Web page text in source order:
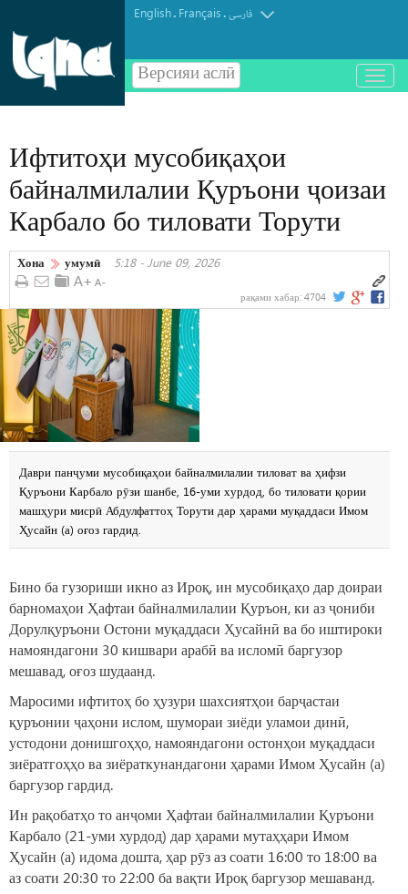
English. Français.فارسی
Версияи аслӣ
باز
و
Ифтитоҳи мусобиқаҳои
байналмилалии Қуръони ҷоизаи
Карбало бо тиловати Торути
Хона умумӣ 5:18 - June 09, 2026
рақами хабар: 4704
Даври панҷуми мусобиқаҳои байналмилалии тиловат ва ҳифзи
Қуръони Карбало рӯзи шанбе, 16-уми хурдод, бо тиловати қории
машҳури мисрӣ Абдулфаттоҳ Торути дар ҳарами муқаддаси Имом
Ҳусайн (а) оғоз гардид.
Бино ба гузориши икно аз Ироқ, ин мусобиқаҳо дар доираи
барномаҳои Ҳафтаи байналмилалии Қуръон, ки аз ҷониби
Дорулқуръони Остони муқаддаси Ҳусайнӣ ва бо иштироки
намояндагони 30 кишвари арабӣ ва исломӣ баргузор
мешавад, оғоз шудаанд.
Маросими ифтитоҳ бо ҳузури шахсиятҳои барҷастаи
қуръонии ҷаҳони ислом, шумораи зиёди уламои динӣ,
устодони донишгоҳҳо, намояндагони остонҳои муқаддаси
зиёратгоҳҳо ва зиёраткунандагони ҳарами Имом Ҳусайн (а)
баргузор гардид.
Ин рақобатҳо то анҷоми Ҳафтаи байналмилалии Қуръони
Карбало (21-уми хурдод) дар ҳарами мутаҳҳари Имом
Ҳусайн (а) идома дошта, ҳар рӯз аз соати 16:00 то 18:00 ва
аз соати 20:30 то 22:00 ба вақти Ироқ баргузор мешаванд.